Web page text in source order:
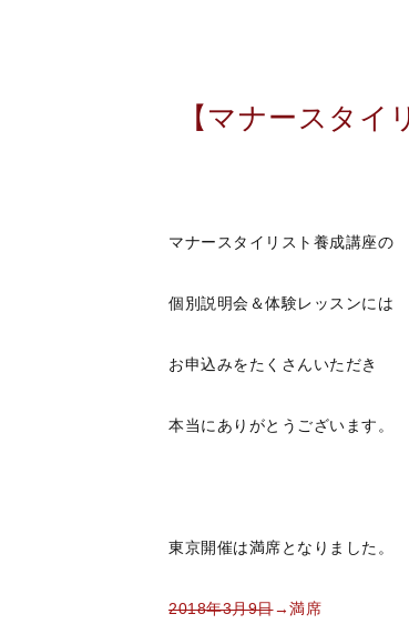
【マナースタイ
マナースタイリスト養成講座の
個別説明会＆体験レッスンには
お申込みをたくさんいただき
本当にありがとうございます。
東京開催は満席となりました。
2018年3月9日→満席